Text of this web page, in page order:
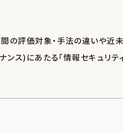
の評価対象・手法の違いや近未
ス)にあたる「情報セキュリティ
検索